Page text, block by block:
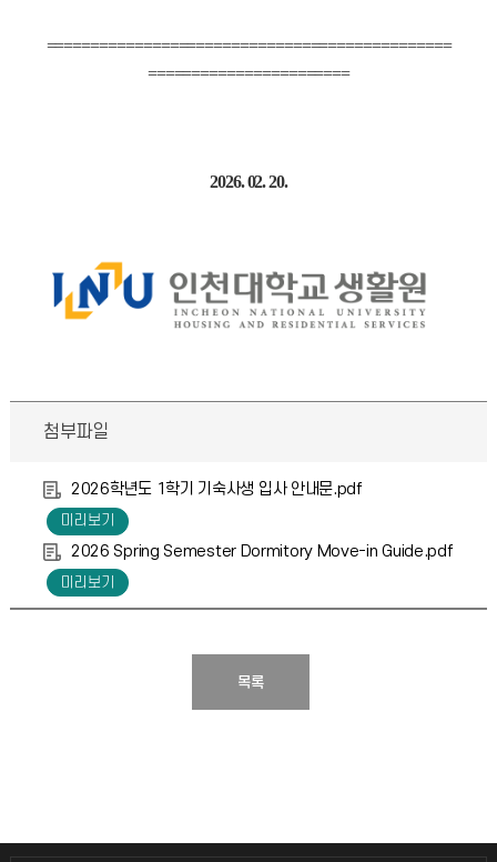
==============================================
=======================
2026. 02. 20.
첨부파일
2026학년도 1학기 기숙사생 입사 안내문.pdf
2026 Spring Semester Dormitory Move-in Guide.pdf
목록